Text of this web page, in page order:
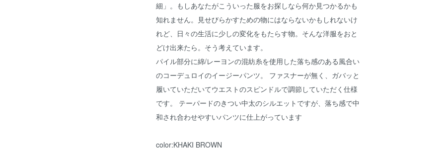
細」。もしあなたがこういった服をお探しなら何か見つかるかも
知れません。見せびらかすための物にはならないかもしれないけ
れど、日々の生活に少しの変化をもたらす物。そんな洋服をおと
どけ出来たら。そう考えています。
パイル部分に綿/レーヨンの混紡糸を使用した落ち感のある風合い
のコーデュロイのイージーパンツ。 ファスナーが無く、ガバッと
履いていただいてウエストのスピンドルで調節していただく仕様
です。 テーパードのきつい中太のシルエットですが、落ち感で中
和され合わせやすいパンツに仕上がっています
color:KHAKI BROWN